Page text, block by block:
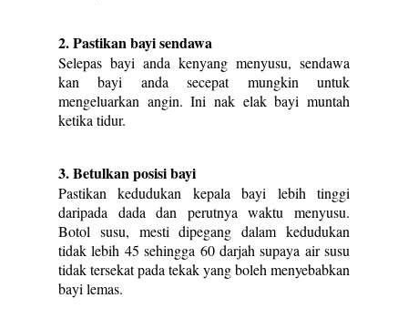
2. Pastikan bayi sendawa
Selepas bayi anda kenyang menyusu, sendawa
kan bayi anda secepat mungkin untuk
mengeluarkan angin. Ini nak elak bayi muntah
ketika tidur.
3. Betulkan posisi bayi
Pastikan kedudukan kepala bayi lebih tinggi
daripada dada dan perutnya waktu menyusu.
Botol susu, mesti dipegang dalam kedudukan
tidak lebih 45 sehingga 60 darjah supaya air susu
tidak tersekat pada tekak yang boleh menyebabkan
bayi lemas.